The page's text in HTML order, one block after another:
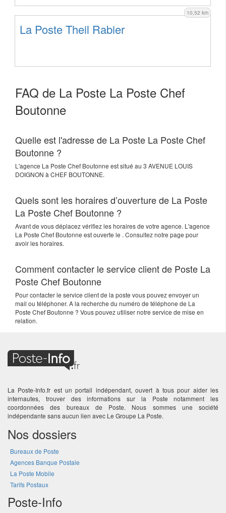
10,52 km
La Poste Theil Rabier
FAQ de La Poste La Poste Chef
Boutonne
Quelle est l'adresse de La Poste La Poste Chef
Boutonne ?
L'agence La Poste Chef Boutonne est situé au 3 AVENUE LOUIS
DOIGNON à CHEF BOUTONNE.
Quels sont les horaires d’ouverture de La Poste
La Poste Chef Boutonne ?
Avant de vous déplacez vérifiez les horaires de votre agence. L'agence
La Poste Chef Boutonne est ouverte le . Consultez notre page pour
avoir les horaires.
Comment contacter le service client de Poste La
Poste Chef Boutonne
Pour contacter le service client de la poste vous pouvez envoyer un
mail ou téléphoner. A la recherche du numéro de téléphone de La
Poste Chef Boutonne ? Vous pouvez utiliser notre service de mise en
relation.
La Poste-Info.fr est un portail indépendant, ouvert à tous pour aider les
internautes, trouver des informations sur la Poste notamment les
coordonnées des bureaux de Poste. Nous sommes une société
indépendante sans aucun lien avec Le Groupe La Poste.
Nos dossiers
Bureaux de Poste
Agences Banque Postale
La Poste Mobile
Tarifs Postaux
Poste-Info